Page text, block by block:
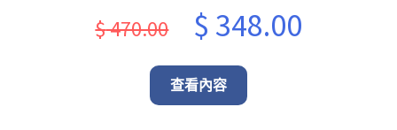
$470.00
Original
price
was:
$ 348.00Current
查看內容